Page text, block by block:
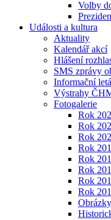
Volby
Události a kultura
Aktuality
Kalendář akcí
Hlášení
SMS zprávy
Informační
Výstrahy
Fotogalerie
Rok
Rok
Rok
Rok
Rok
Rok
Rok
Rok